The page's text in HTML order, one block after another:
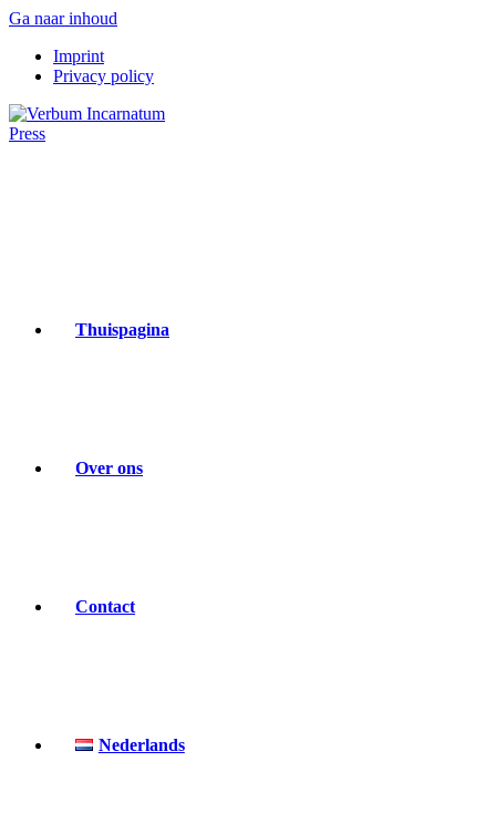
Ga naar inhoud
Imprint
Privacy policy
Thuispagina
Over ons
Contact
Nederlands